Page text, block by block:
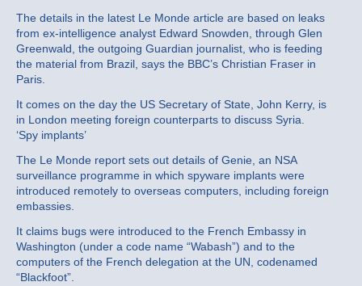
The details in the latest Le Monde article are based on leaks
from ex-intelligence analyst Edward Snowden, through Glen
Greenwald, the outgoing Guardian journalist, who is feeding
the material from Brazil, says the BBC’s Christian Fraser in
Paris.
It comes on the day the US Secretary of State, John Kerry, is
in London meeting foreign counterparts to discuss Syria.
‘Spy implants’
The Le Monde report sets out details of Genie, an NSA
surveillance programme in which spyware implants were
introduced remotely to overseas computers, including foreign
embassies.
It claims bugs were introduced to the French Embassy in
Washington (under a code name “Wabash”) and to the
computers of the French delegation at the UN, codenamed
“Blackfoot”.